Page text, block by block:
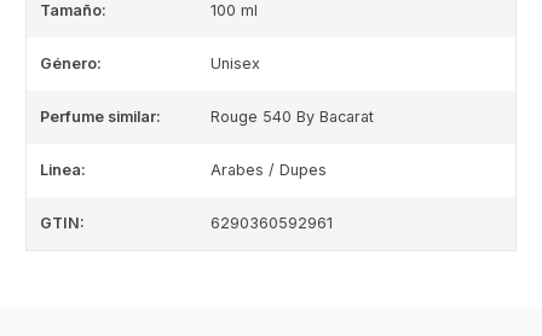
Tamaño: 100 ml
Género: Unisex
Perfume similar: Rouge 540 By Bacarat
Linea: Arabes / Dupes
GTIN: 6290360592961